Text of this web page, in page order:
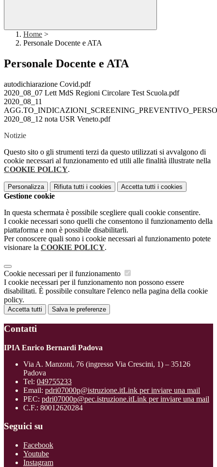
Home >
Personale Docente e ATA
Personale Docente e ATA
autodichiarazione Covid.pdf
2020_08_07 Lett MdS Regioni Circolare Test Scuola.pdf
2020_08_11
2020_08_12 nota USR Veneto.pdf
Notizie
Questo sito o gli strumenti terzi da questo utilizzati si avvalgono di
cookie necessari al funzionamento ed utili alle finalità illustrate nella
COOKIE POLICY.
Personalizza Rifiuta tutti i cookies Accetta tutti i cookies
Gestione cookie
In questa schermata è possibile scegliere quali cookie consentire.
I cookie necessari sono quelli che consentono il funzionamento della
piattaforma e non è possibile disabilitarli.
Per conoscere quali sono i cookie necessari al funzionamento potete
visionare la COOKIE POLICY.
Cookie necessari per il funzionamento
I cookie necessari per il funzionamento non possono essere
disabilitati. È possibile consultare l'elenco nella pagina della cookie
policy.
Accetta tutti Salva le preferenze
Contatti
IPIA Enrico Bernardi Padova
Via A. Manzoni, 76 (ingresso Via Crescini, 1) – 35126
Padova
Tel: 049755233
Email: pdri07000p@istruzione.itLink per inviare una mail
PEC: pdri07000p@pec.istruzione.itLink per inviare una mail
C.F.: 80012620284
Seguici su
Facebook
Youtube
Instagram